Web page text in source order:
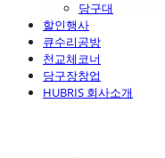
당구대
할인행사
큐수리공방
천교체코너
당구장창업
HUBRIS 회사소개